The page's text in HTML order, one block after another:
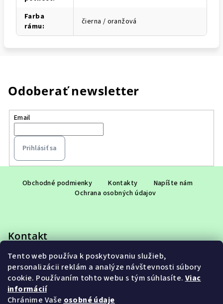
Tento web používa k poskytovaniu služieb,
personalizácii reklám a analýze návštevnosti súbory
cookie. Používaním tohto webu s tým súhlasíte. Viac
informácií
Chránime Vaše osobné údaje
Farba
rámu: čierna / oranžová
Odoberať newsletter
Email
Prihlásiť sa
i
Obchodné podmienky Kontakty
Napíšte nám
Ochrana osobných údajov
Kontakt
eshop@adet.sk
+421 948 953 910